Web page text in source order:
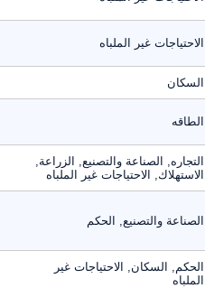
الاحتياجات غير الملباه
السكان
الطاقه
التجاره, الصناعة والتصنيع, الزراعة,
الاستهلاك, الاحتياجات غير الملباه
الصناعة والتصنيع, الحكم
الحكم, السكان, الاحتياجات غير
الملباه